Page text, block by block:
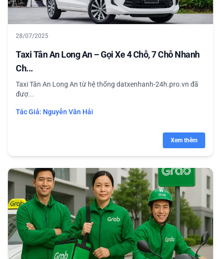
28/07/2025
Taxi Tân An Long An – Gọi Xe 4 Chỗ, 7 Chỗ Nhanh
Ch...
Taxi Tân An Long An từ hệ thống datxenhanh-24h.pro.vn đã
đượ...
Tác Giả: Nguyễn Văn Hải
Xem thêm